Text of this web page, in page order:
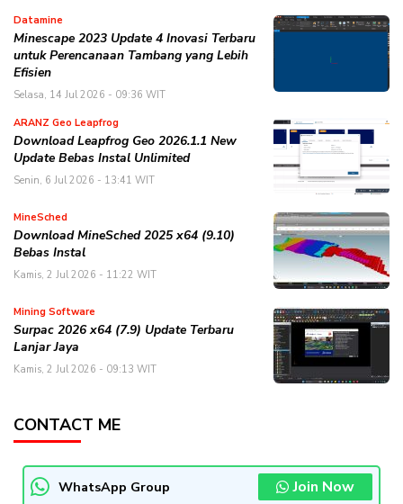
Datamine
Minescape 2023 Update 4 Inovasi Terbaru
untuk Perencanaan Tambang yang Lebih
Efisien
Selasa, 14 Jul 2026 - 09:36 WIT
ARANZ Geo Leapfrog
Download Leapfrog Geo 2026.1.1 New
Update Bebas Instal Unlimited
Senin, 6 Jul 2026 - 13:41 WIT
MineSched
Download MineSched 2025 x64 (9.10)
Bebas Instal
Kamis, 2 Jul 2026 - 11:22 WIT
Mining Software
Surpac 2026 x64 (7.9) Update Terbaru
Lanjar Jaya
Kamis, 2 Jul 2026 - 09:13 WIT
CONTACT ME
WhatsApp Group Join Now